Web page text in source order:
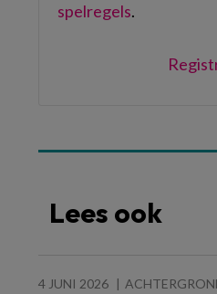
spelregels.
Lees ook
4 JUNI 2026